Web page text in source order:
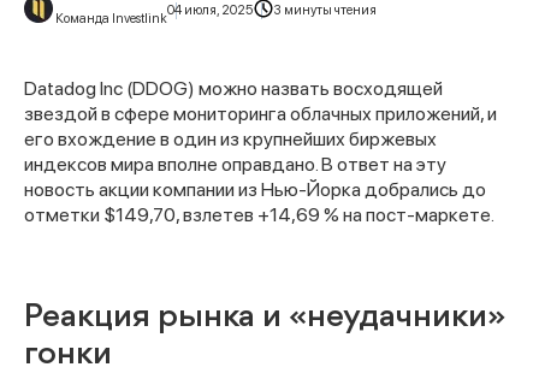
Команда Investlink
04 июля, 2025 3 минуты чтения
Datadog Inc (DDOG) можно назвать восходящей
звездой в сфере мониторинга облачных приложений, и
его вхождение в один из крупнейших биржевых
индексов мира вполне оправдано. В ответ на эту
новость акции компании из Нью-Йорка добрались до
отметки $149,70, взлетев +14,69 % на пост-маркете.
Реакция рынка и «неудачники»
гонки